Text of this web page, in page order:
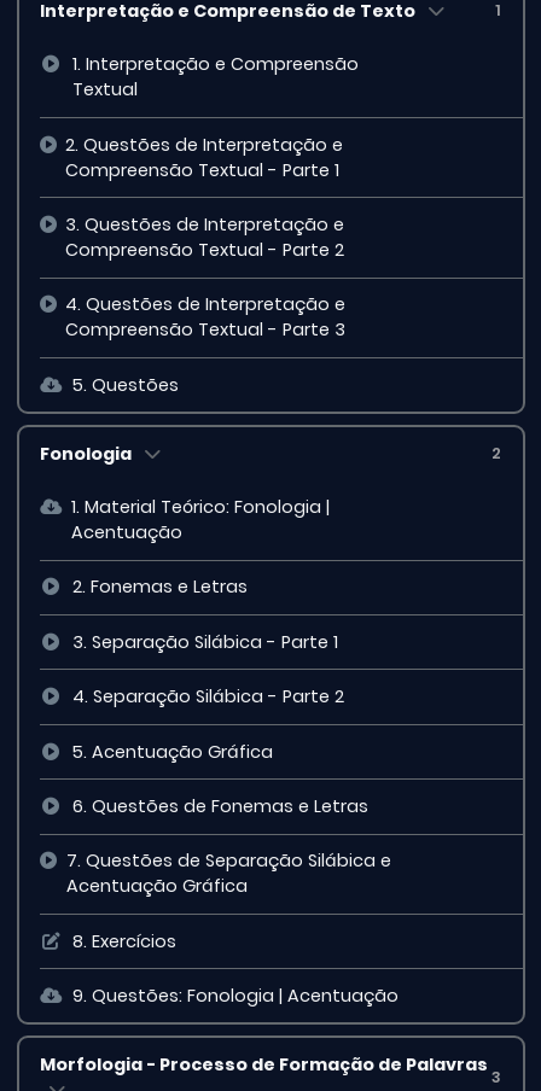
Interpretação e Compreensão de Texto 1
1. Interpretação e Compreensão
Textual
2. Questões de Interpretação e
Compreensão Textual - Parte 1
3. Questões de Interpretação e
Compreensão Textual - Parte 2
4. Questões de Interpretação e
Compreensão Textual - Parte 3
5. Questões
Fonologia 2
1. Material Teórico: Fonologia |
Acentuação
2. Fonemas e Letras
3. Separação Silábica - Parte 1
4. Separação Silábica - Parte 2
5. Acentuação Gráfica
6. Questões de Fonemas e Letras
7. Questões de Separação Silábica e
Acentuação Gráfica
8. Exercícios
9. Questões: Fonologia | Acentuação
Morfologia - Processo de Formação de Palavras
3